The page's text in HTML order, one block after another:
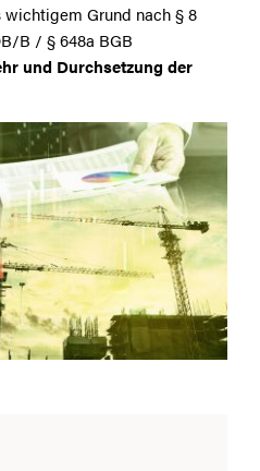
wichtigem Grund nach § 8
B / § 648a BGB
und Durchsetzung der